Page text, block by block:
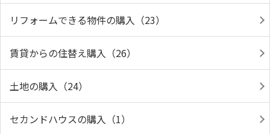
リフォームできる物件の購入（23）
賃貸からの住替え購入（26）
土地の購入（24）
セカンドハウスの購入（1）